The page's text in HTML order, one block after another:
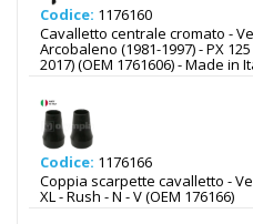
Codice: 1176160
Cavalletto centrale cromato -
Arcobaleno (1981-1997) - PX
2017) (OEM 1761606) - Made in
Codice: 1176166
Coppia scarpette cavalletto -
XL - Rush - N - V (OEM 176166)